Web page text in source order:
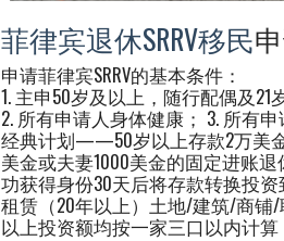
菲律宾退休SRRV移民
申请菲律宾SRRV的基本条件：
1. 主申50岁及以上，随行配偶及21
2. 所有申请人身体健康； 3. 所有
经典计划——50岁以上存款2万美
美金或夫妻1000美金的固定进账
功获得身份30天后将存款转换投
租赁（20年以上）土地/建筑/商铺
以上投资额均按一家三口以内计算